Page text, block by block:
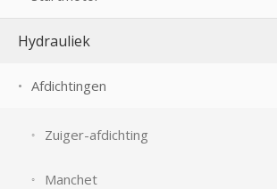
Hydrauliek
Afdichtingen
Zuiger-afdichting
Manchet